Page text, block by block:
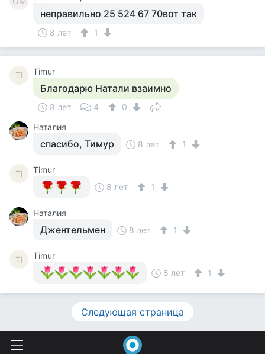
неправильно 25 524 67 70вот так
8 лет 1
Ti Timur
Благодарю Натали взаимно
8 лет 4
0
Наталия
спасибо, Тимур 8 лет 1
Ti
Timur
8 лет
1
Наталия
Джентельмен 8 лет 1
Ti
Timur
8 лет
1
Следующая страница